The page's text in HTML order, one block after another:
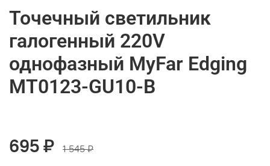
Точечный светильник
галогенный 220V
однофазный MyFar Edging
MT0123-GU10-B
695 ₽ 1 545 ₽